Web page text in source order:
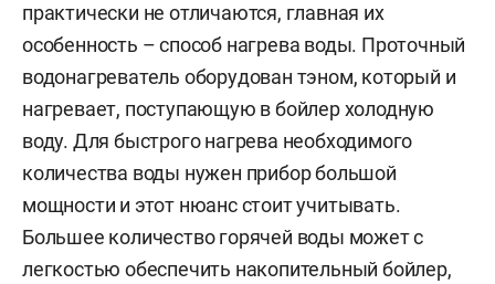
практически не отличаются, главная их
особенность – способ нагрева воды. Проточный
водонагреватель оборудован тэном, который и
нагревает, поступающую в бойлер холодную
воду. Для быстрого нагрева необходимого
количества воды нужен прибор большой
мощности и этот нюанс стоит учитывать.
Большее количество горячей воды может с
легкостью обеспечить накопительный бойлер,